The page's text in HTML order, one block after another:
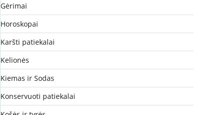
Gėrimai
Horoskopai
Karšti patiekalai
Kelionės
Kiemas ir Sodas
Konservuoti patiekalai